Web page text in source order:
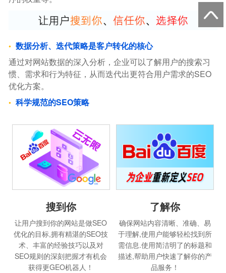
数据分析、迭代策略是客户转化的核心
通过对网站数据的深入分析，企业可以了解用户的搜索习
惯、需求和行为特征，从而迭代出更符合用户需求的SEO
优化方案。
科学规范的SEO策略
搜到你
让用户搜到你的网站是做SEO
优化的目标,拥有精湛的SEO技
术、丰富的经验技巧以及对
SEO规则的深刻把握才有机会
获得更GEO机器人！
了解你
确保网站内容清晰、准确、易
于理解,使用户能够轻松找到所
需信息.使用简洁明了的标题和
描述,帮助用户快速了解你的产
品服务！